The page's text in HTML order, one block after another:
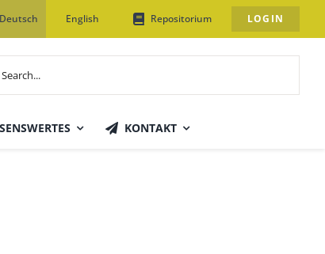
Deutsch English Repositorium LOGIN
KONTAKT